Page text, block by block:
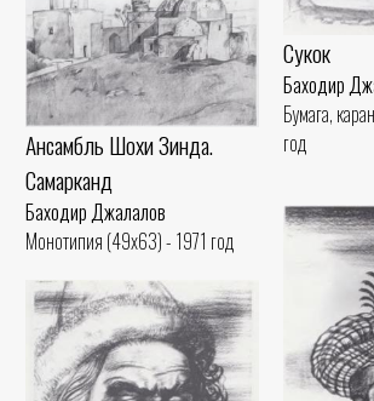
Сукок
Баходир
Бумага,
год
Ансамбль Шохи Зинда.
Самарканд
Баходир Джалалов
Монотипия (49x63) - 1971 год